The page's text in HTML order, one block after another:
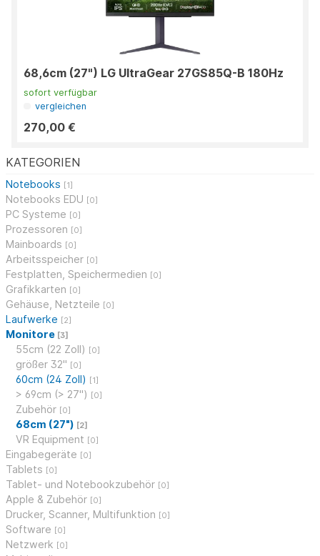
KATEGORIEN
Notebooks [1]
Notebooks EDU [0]
PC Systeme [0]
Prozessoren [0]
Mainboards [0]
Arbeitsspeicher [0]
Festplatten, Speichermedien [0]
Grafikkarten [0]
Gehäuse, Netzteile [0]
Laufwerke [2]
Monitore [3]
55cm (22 Zoll) [0]
größer 32" [0]
60cm (24 Zoll) [1]
> 69cm (> 27") [0]
Zubehör [0]
68cm (27") [2]
VR Equipment [0]
Eingabegeräte [0]
Tablets [0]
Tablet- und Notebookzubehör [0]
Apple & Zubehör [0]
Drucker, Scanner, Multifunktion [0]
Software [0]
Netzwerk [0]
68,6cm (27") LG UltraGear 27GS85Q-B 180Hz
sofort verfügbar
vergleichen
270,00 €